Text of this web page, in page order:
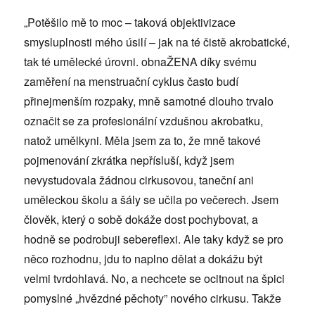
„Potěšilo mě to moc – taková objektivizace
smysluplnosti mého úsilí – jak na té čistě akrobatické,
tak té umělecké úrovni. obnaŽENA díky svému
zaměření na menstruační cyklus často budí
přinejmenším rozpaky, mně samotné dlouho trvalo
označit se za profesionální vzdušnou akrobatku,
natož umělkyni. Měla jsem za to, že mně takové
pojmenování zkrátka nepřísluší, když jsem
nevystudovala žádnou cirkusovou, taneční ani
uměleckou školu a šály se učila po večerech. Jsem
člověk, který o sobě dokáže dost pochybovat, a
hodně se podrobuji sebereflexi. Ale taky když se pro
něco rozhodnu, jdu to naplno dělat a dokážu být
velmi tvrdohlavá. No, a nechcete se ocitnout na špici
pomyslné „hvězdné pěchoty” nového cirkusu. Takže